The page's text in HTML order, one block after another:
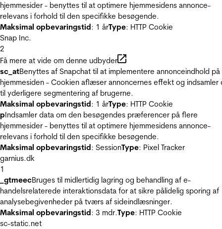
hjemmesider - benyttes til at optimere hjemmesidens annonce-
relevans i forhold til den specifikke besøgende.
Maksimal opbevaringstid: 1 årType: HTTP Cookie
Snap Inc.
2
Få mere at vide om denne udbyder
sc_atBenyttes af Snapchat til at implementere annonceindhold på
hjemmesiden - Cookien aflæser annoncernes effekt og indsamler
til yderligere segmentering af brugerne.
Maksimal opbevaringstid: 1 årType: HTTP Cookie
pIndsamler data om den besøgendes præferencer på flere
hjemmesider - benyttes til at optimere hjemmesidens annonce-
relevans i forhold til den specifikke besøgende.
Maksimal opbevaringstid: SessionType: Pixel Tracker
garnius.dk
1
_gtmeecBruges til midlertidig lagring og behandling af e-
handelsrelaterede interaktionsdata for at sikre pålidelig sporing af
analysebegivenheder på tværs af sideindlæsninger.
Maksimal opbevaringstid: 3 mdr.Type: HTTP Cookie
sc-static.net